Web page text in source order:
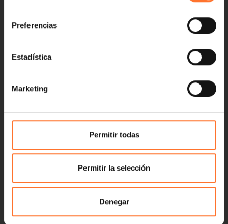
Preferencias
Estadística
Marketing
Permitir todas
Permitir la selección
Denegar